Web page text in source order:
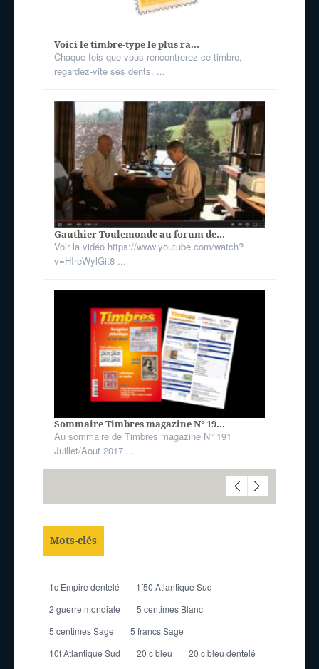
Voici le timbre-type le plus ra...
Chaque fois que vous rencontrerez ce timbre,
regardez-vite ses dents. ...
Gauthier Toulemonde au forum de...
Voir la vidéo https://www.youtube.com/watch?
v=HIreWylGit8 ...
Sommaire Timbres magazine N° 19...
Au sommaire de Timbres magazine N° 191
Juillet/Aout 2017 ...
Mots-clés
1c Empire dentelé
1f50 Atlantique Sud
2 guerre mondiale
5 centimes Blanc
5 centimes Sage
5 francs Sage
10f Atlantique Sud
20 c bleu
20 c bleu dentelé